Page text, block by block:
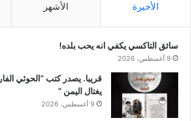
الأخيرة الأشهر
سائق التاكسي يكفي انه يحب بلده!
9 أغسطس، 2026
قريبا. يصدر كتب “الحوثي
يغتال اليمن “
9 أغسطس، 2026